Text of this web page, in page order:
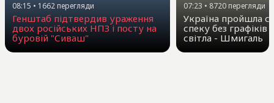
08:15 • 1662перегляди
Генштаб підтвердив ураження
двох російських НПЗ і посту на
буровій "Сиваш"
07:23 • 8720перегляди
Україна пройшла
спеку без графіків
світла - Шмигаль